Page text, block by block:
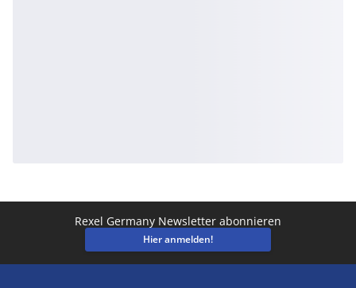
Rexel Germany Newsletter abonnieren
Hier anmelden!